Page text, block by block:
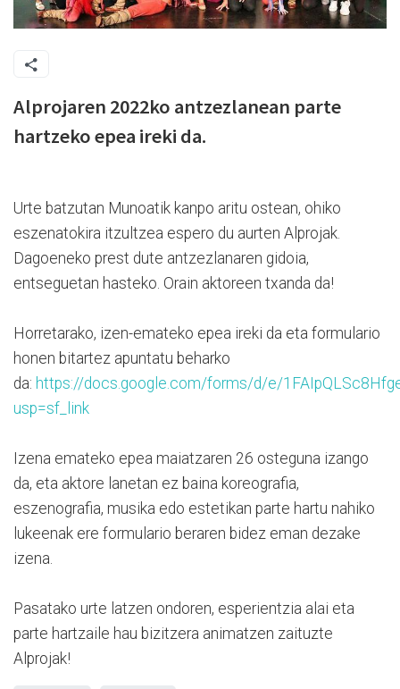
Alprojaren 2022ko antzezlanean parte
hartzeko epea ireki da.
Urte batzutan Munoatik kanpo aritu ostean, ohiko
eszenatokira itzultzea espero du aurten Alprojak.
Dagoeneko prest dute antzezlanaren gidoia,
entseguetan hasteko. Orain aktoreen txanda da!
Horretarako, izen-emateko epea ireki da eta formulario
honen bitartez apuntatu beharko
da: https://docs.google.com/forms/d/e/
usp=sf_link
Izena emateko epea maiatzaren 26 osteguna izango
da, eta aktore lanetan ez baina koreografia,
eszenografia, musika edo estetikan parte hartu nahiko
lukeenak ere formulario beraren bidez eman dezake
izena.
Pasatako urte latzen ondoren, esperientzia alai eta
parte hartzaile hau bizitzera animatzen zaituzte
Alprojak!